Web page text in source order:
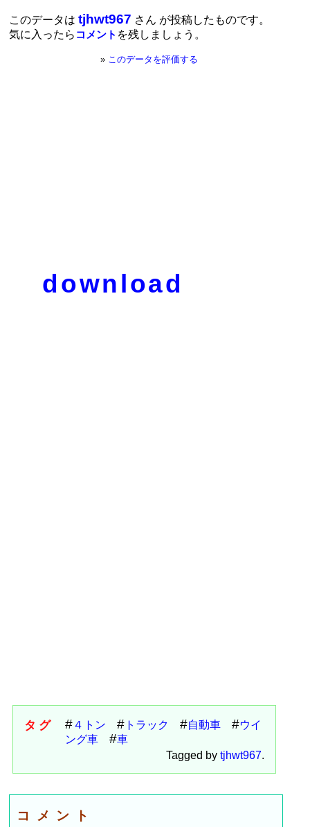
このデータはtjhwt967 さん が投稿したものです。
気に入ったら コメント を残しましょう。
» このデータを評価する
download
タグ ４トン トラック 自動車
ウイ
ング車
車
Tagged by tjhwt967.
コメント